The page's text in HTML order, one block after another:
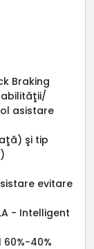
Braking
asistare
şi tip
evitare
- Intelligent
40%